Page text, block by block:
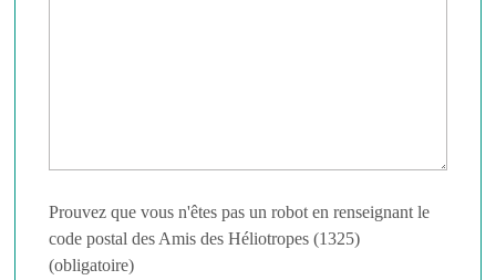
Prouvez que vous n'êtes pas un robot en renseignant le
code postal des Amis des Héliotropes (1325)
(obligatoire)